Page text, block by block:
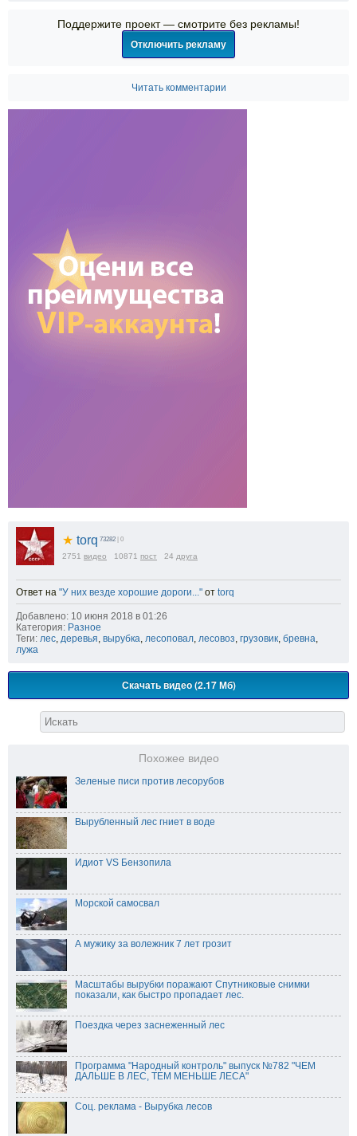
Поддержите проект — смотрите без рекламы!
Отключить рекламу
Читать комментарии
★ torq 73282 | 0
2751 видео 10871 пост 24 друга
Ответ на "У них везде хорошие дороги..." от torq
Добавлено: 10 июня 2018 в 01:26
Категория: Разное
Теги: лес, деревья, вырубка, лесоповал, лесовоз, грузовик, бревна,
лужа
Скачать видео (2.17 Мб)
Похожее видео
Зеленые писи против лесорубов
Вырубленный лес гниет в воде
Идиот VS Бензопила
Морской самосвал
А мужику за волежник 7 лет грозит
Масштабы вырубки поражают Спутниковые снимки
показали, как быстро пропадает лес.
Поездка через заснеженный лес
Программа "Народный контроль" выпуск №782 "ЧЕМ
ДАЛЬШЕ В ЛЕС, ТЕМ МЕНЬШЕ ЛЕСА"
Соц. реклама - Вырубка лесов